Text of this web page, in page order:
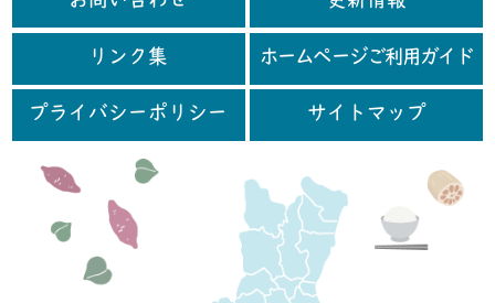
リンク集 ホームページご利用ガイド
プライバシーポリシー サイトマップ